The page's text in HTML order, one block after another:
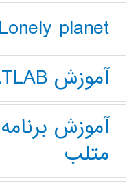
Lonely planet
آموزش MATLAB
آموزش
متلب